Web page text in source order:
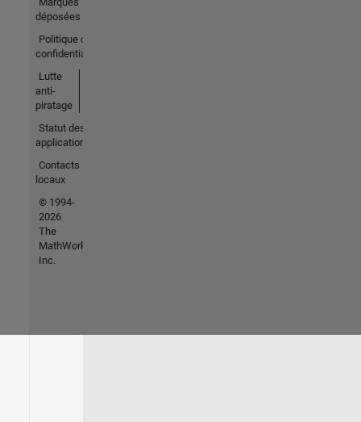
déposées
Politique de
confidentialité
Lutte
anti-
piratage
Statut des
applications
Contacts
locaux
© 1994-
2026
The
MathWorks,
Inc.